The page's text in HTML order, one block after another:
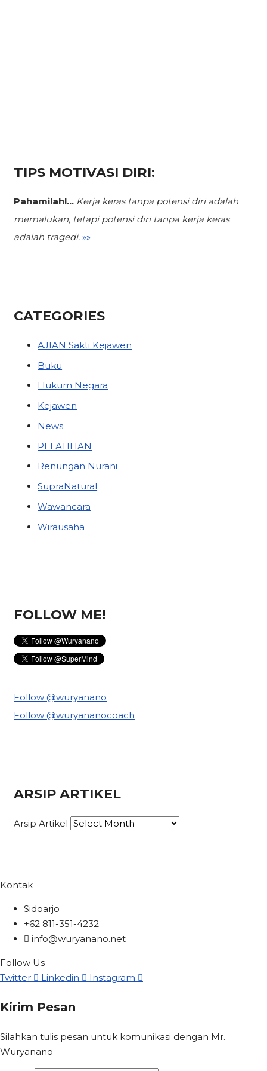
TIPS MOTIVASI DIRI:
Pahamilah!... Kerja keras tanpa potensi diri adalah
memalukan, tetapi potensi diri tanpa kerja keras
adalah tragedi. »»
CATEGORIES
AJIAN Sakti Kejawen
Buku
Hukum Negara
Kejawen
News
PELATIHAN
Renungan Nurani
SupraNatural
Wawancara
Wirausaha
FOLLOW ME!
Follow @wuryanano
Follow @wuryananocoach
ARSIP ARTIKEL
Arsip Artikel
Kontak
Sidoarjo
+62 811-351-4232
info@wuryanano.net
Follow Us
Twitter
Linkedin Instagram
Kirim Pesan
Silahkan tulis pesan untuk komunikasi dengan Mr.
Wuryanano